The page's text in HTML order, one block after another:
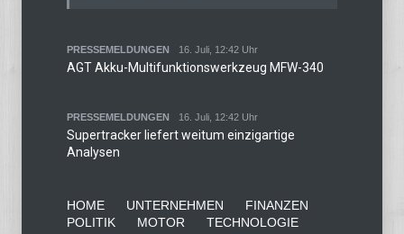
PRESSEMELDUNGEN 16. Juli, 12:42 Uhr
AGT Akku-Multifunktionswerkzeug MFW-340
PRESSEMELDUNGEN 16. Juli, 12:42 Uhr
Supertracker liefert weitum einzigartige
Analysen
HOME UNTERNEHMEN
FINANZEN
POLITIK
MOTOR
TECHNOLOGIE